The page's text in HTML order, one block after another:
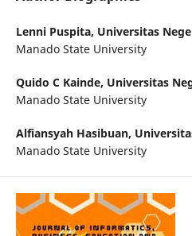
Lenni Puspita, Universitas
Manado State University
Quido C Kainde, Universitas
Manado State University
Alfiansyah Hasibuan,
Manado State University